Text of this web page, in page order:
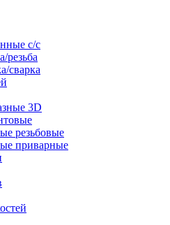
c/c
резьба
сварка
3D
резьбовые
приварные